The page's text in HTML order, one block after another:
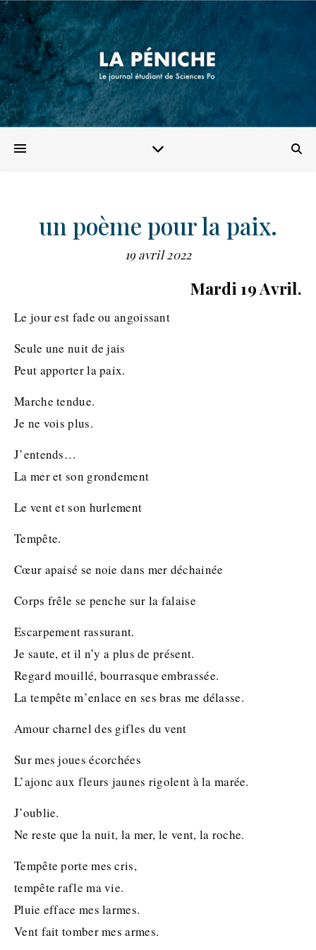
un poème pour la paix.
19 avril 2022
Mardi 19 Avril.
Le jour est fade ou angoissant
Seule une nuit de jais
Peut apporter la paix.
Marche tendue.
Je ne vois plus.
J’entends…
La mer et son grondement
Le vent et son hurlement
Tempête.
Cœur apaisé se noie dans mer déchainée
Corps frêle se penche sur la falaise
Escarpement rassurant.
Je saute, et il n’y a plus de présent.
Regard mouillé, bourrasque embrassée.
La tempête m’enlace en ses bras me délasse.
Amour charnel des gifles du vent
Sur mes joues écorchées
L’ajonc aux fleurs jaunes rigolent à la marée.
J’oublie.
Ne reste que la nuit, la mer, le vent, la roche.
Tempête porte mes cris,
tempête rafle ma vie.
Pluie efface mes larmes.
Vent fait tomber mes armes.